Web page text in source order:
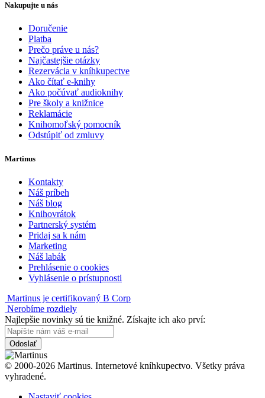
Nakupujte u nás
Doručenie
Platba
Prečo práve u nás?
Najčastejšie otázky
Rezervácia v kníhkupectve
Ako čítať e-knihy
Ako počúvať audioknihy
Pre školy a knižnice
Reklamácie
Knihomoľský pomocník
Odstúpiť od zmluvy
Martinus
Kontakty
Náš príbeh
Náš blog
Knihovrátok
Partnerský systém
Pridaj sa k nám
Marketing
Náš labák
Prehlásenie o cookies
Vyhlásenie o prístupnosti
Martinus je certifikovaný B Corp
Nerobíme rozdiely
Najlepšie novinky sú tie knižné. Získajte ich ako prví:
Odoslať
© 2000-2026 Martinus. Internetové kníhkupectvo. Všetky práva
vyhradené.